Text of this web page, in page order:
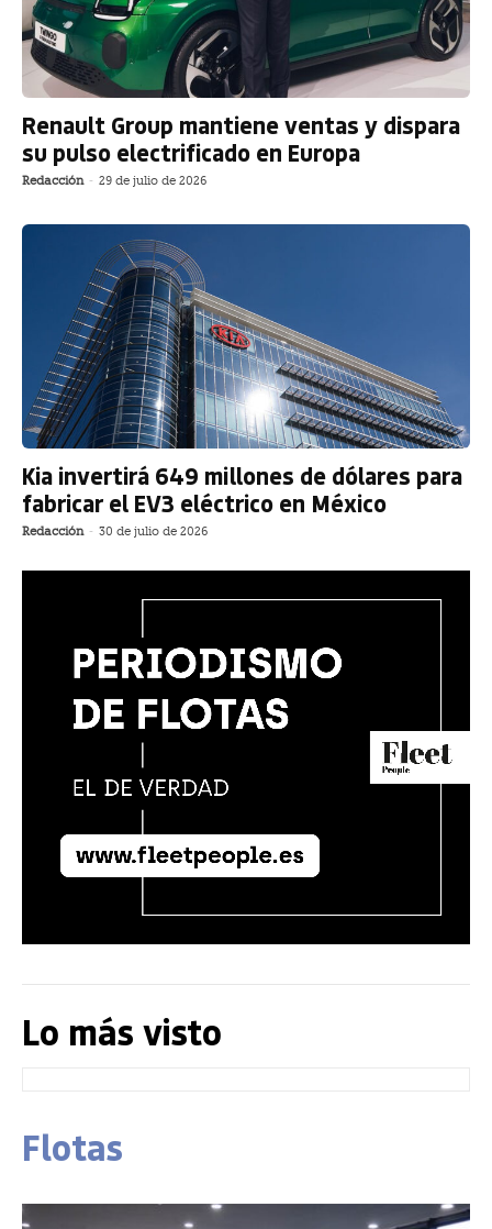
Renault Group mantiene ventas y dispara
su pulso electrificado en Europa
Redacción - 29 de julio de 2026
Kia invertirá 649 millones de dólares para
fabricar el EV3 eléctrico en México
Redacción - 30 de julio de 2026
Lo más visto
Flotas